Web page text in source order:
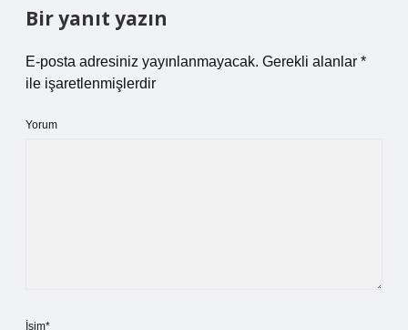
Bir yanıt yazın
E-posta adresiniz yayınlanmayacak. Gerekli alanlar *
ile işaretlenmişlerdir
Yorum
İsim*